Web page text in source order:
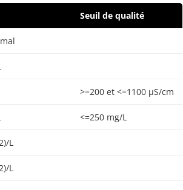
Seuil de qualité
>=200 et <=1100 µS/cm
<=250 mg/L
L
L